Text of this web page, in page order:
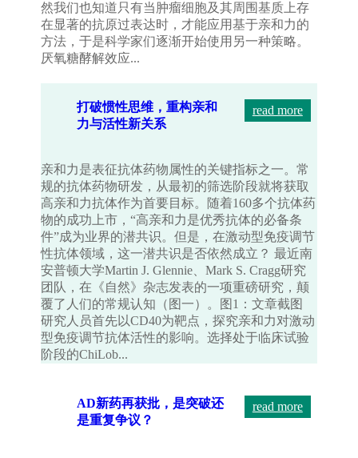
然我们也知道只有当肿瘤细胞及其周围基质上存
在显著的抗原过表达时，才能应用基于亲和力的
方法，于是科学家们逐渐开始使用另一种策略。
厌氧糖酵解效应...
打破惯性思维，重构亲和
力与活性新关系
亲和力是表征抗体药物属性的关键指标之一。常
规的抗体药物研发，从最初的筛选阶段就将获取
高亲和力抗体作为首要目标。随着160多个抗体药
物的成功上市，“高亲和力是优秀抗体的必备条
件”成为业界的潜共识。但是，在激动型免疫调节
性抗体领域，这一潜共识是否依然成立？ 最近南
安普顿大学Martin J. Glennie、Mark S. Cragg研究
团队，在《自然》杂志发表的一项重磅研究，颠
覆了人们的常规认知（图一）。图1：文章截图
研究人员首先以CD40为靶点，探究亲和力对激动
型免疫调节抗体活性的影响。选择处于临床试验
阶段的ChiLob...
read more
AD新药再获批，是突破还
是重复争议？
read more